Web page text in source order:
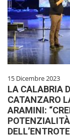
15 Dicembre 2023
LA CALABRIA
CATANZARO
ARAMINI: